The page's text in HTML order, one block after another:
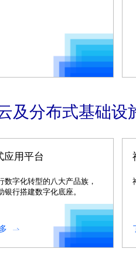
及分布式基础设
应用平台
数字化转型的八大产品族，
银行搭建数字化底座。